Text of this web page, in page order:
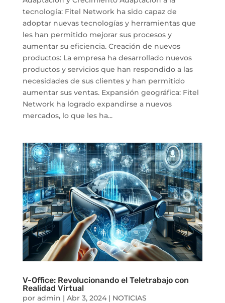
tecnología: Fitel Network ha sido capaz de
adoptar nuevas tecnologías y herramientas que
les han permitido mejorar sus procesos y
aumentar su eficiencia. Creación de nuevos
productos: La empresa ha desarrollado nuevos
productos y servicios que han respondido a las
necesidades de sus clientes y han permitido
aumentar sus ventas. Expansión geográfica: Fitel
Network ha logrado expandirse a nuevos
mercados, lo que les ha...
V-Office: Revolucionando el Teletrabajo con
Realidad Virtual
por admin | Abr 3, 2024| NOTICIAS